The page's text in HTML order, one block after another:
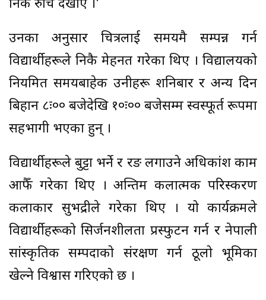
निकै रुचि देखाए ।’
उनका अनुसार चित्रलाई समयमै सम्पन्न गर्न
विद्यार्थीहरूले निकै मेहनत गरेका थिए । विद्यालयको
नियमित समयबाहेक उनीहरू शनिबार र अन्य दिन
बिहान ८ः०० बजेदेखि १०ः०० बजेसम्म स्वस्फूर्त रूपमा
सहभागी भएका हुन् ।
विद्यार्थीहरूले बुट्टा भर्ने र रङ लगाउने अधिकांश काम
आफैँ गरेका थिए । अन्तिम कलात्मक परिस्करण
कलाकार सुभद्रीले गरेका थिए । यो कार्यक्रमले
विद्यार्थीहरूको सिर्जनशीलता प्रस्फुटन गर्न र नेपाली
सांस्कृतिक सम्पदाको संरक्षण गर्न ठूलो भूमिका
खेल्ने विश्वास गरिएको छ ।